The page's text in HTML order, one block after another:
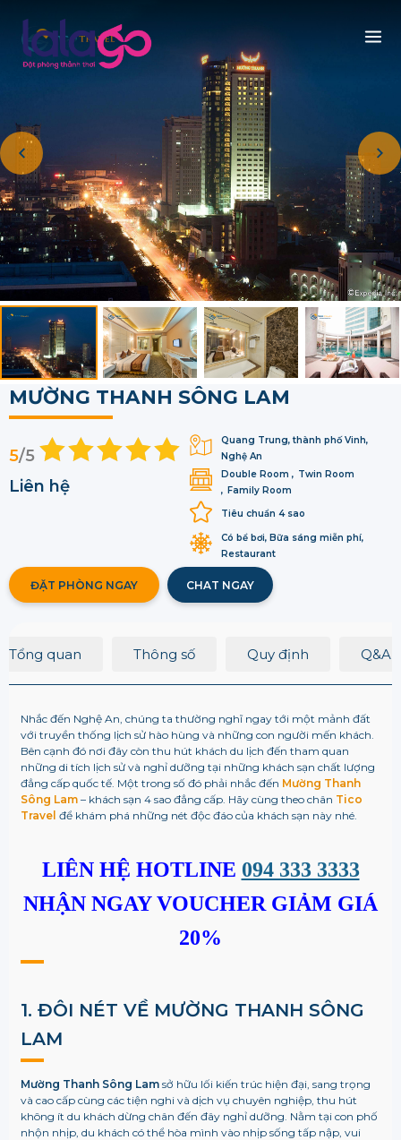
MƯỜNG THANH SÔNG LAM
Quang Trung, thành phố Vinh,
Nghệ An
Double Room
Twin Room
Family Room
Tiêu chuẩn 4 sao
Có bể bơi, Bữa sáng miễn phí,
Restaurant
5/5
Liên hệ
ĐẶT PHÒNG NGAY CHAT NGAY
Tổng quan Thông số Quy định Q&A
Nhắc đến Nghệ An, chúng ta thường nghĩ ngay tới một mảnh đất
với truyền thống lịch sử hào hùng và những con người mến khách.
Bên cạnh đó nơi đây còn thu hút khách du lịch đến tham quan
những di tích lịch sử và nghỉ dưỡng tại những khách sạn chất lượng
đẳng cấp quốc tế. Một trong số đó phải nhắc đến Mường Thanh
Sông Lam– khách sạn 4 sao đẳng cấp. Hãy cùng theo chân Tico
Travel để khám phá những nét độc đáo của khách sạn này nhé.
LIÊN HỆ HOTLINE 094 333 3333
NHẬN NGAY VOUCHER GIẢM GIÁ
20%
1. ĐÔI NÉT VỀ MƯỜNG THANH SÔNG
LAM
Mường Thanh Sông Lamsở hữu lối kiến trúc hiện đại, sang trọng
và cao cấp cùng các tiện nghi và dịch vụ chuyên nghiệp, thu hút
không ít du khách dừng chân đến đây nghỉ dưỡng. Nằm tại con phố
nhộn nhịp, du khách có thể hòa mình vào nhịp sống tấp nập, vui